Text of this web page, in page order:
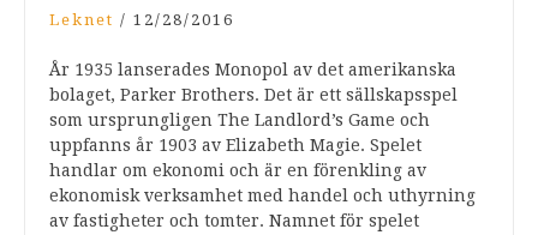
Leknet / 12/28/2016
År 1935 lanserades Monopol av det amerikanska
bolaget, Parker Brothers. Det är ett sällskapsspel
som ursprungligen The Landlord’s Game och
uppfanns år 1903 av Elizabeth Magie. Spelet
handlar om ekonomi och är en förenkling av
ekonomisk verksamhet med handel och uthyrning
av fastigheter och tomter. Namnet för spelet